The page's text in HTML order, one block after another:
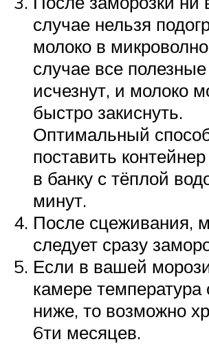
случае нельзя
молоко в
случае все
исчезнут, и молоко
быстро закиснуть.
Оптимальный
поставить
в банку с тёплой
минут.
После сцеживания,
следует сразу
Если в вашей
камере температура
ниже, то возможно
6ти месяцев.